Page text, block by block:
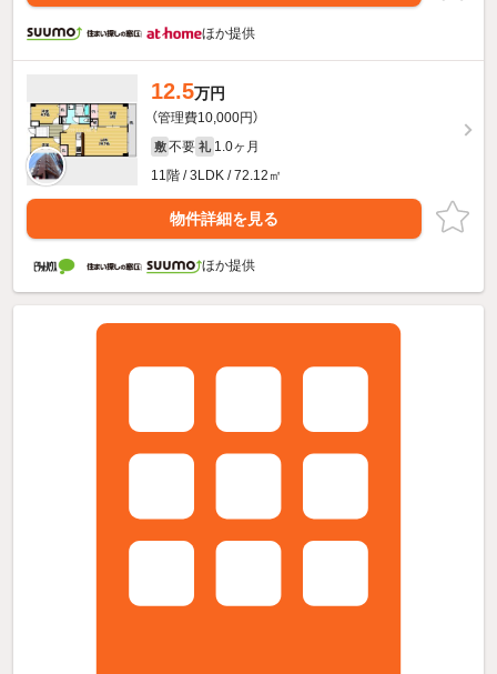
ほか提供
12.5万円
（管理費10,000円）
敷 不要 礼 1.0ヶ月
11階 / 3LDK / 72.12㎡
物件詳細を見る
ほか提供